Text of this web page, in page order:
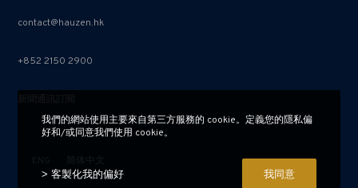
contact@hauzen.hk
+852 2150 2900
我們的網站使用主要來自第三方服務的 cookie。定義您的隱私偏
好和/或同意我們使用 cookie。
> 客製化我的偏好 我同意